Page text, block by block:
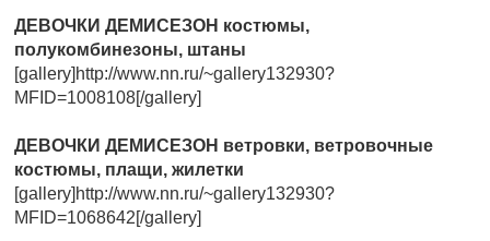
ДЕВОЧКИ ДЕМИСЕЗОН костюмы,
полукомбинезоны, штаны
[gallery]http://www.nn.ru/~gallery132930?
MFID=1008108[/gallery]
ДЕВОЧКИ ДЕМИСЕЗОН ветровки, ветровочные
костюмы, плащи, жилетки
[gallery]http://www.nn.ru/~gallery132930?
MFID=1068642[/gallery]